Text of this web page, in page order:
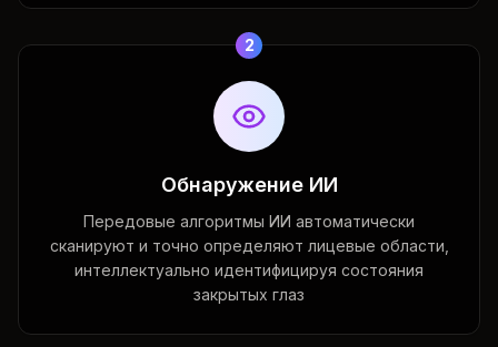
2
Обнаружение ИИ
Передовые алгоритмы ИИ автоматически
сканируют и точно определяют лицевые области,
интеллектуально идентифицируя состояния
закрытых глаз